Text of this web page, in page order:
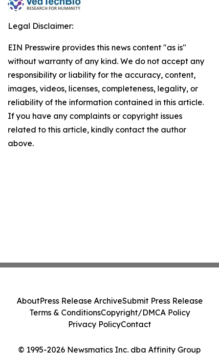
Legal Disclaimer:
EIN Presswire provides this news content "as is"
without warranty of any kind. We do not accept any
responsibility or liability for the accuracy, content,
images, videos, licenses, completeness, legality, or
reliability of the information contained in this article.
If you have any complaints or copyright issues
related to this article, kindly contact the author
above.
© 1995-2026 Newsmatics Inc. dba Affinity Group
AboutPress Release ArchiveSubmit Press Release
Terms & ConditionsCopyright/DMCA Policy
Privacy PolicyContact